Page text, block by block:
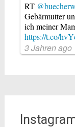
RT
Gebärmutter
ich meiner
https://t.co/
3 Jahren ago